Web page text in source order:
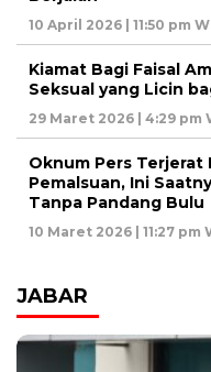
10 April 2026 | 11:50 pm
Kiamat Bagi Faisal
Seksual yang Licin
29 Maret 2026 | 4:29 pm
Oknum Pers Terjerat
Pemalsuan, Ini
Tanpa Pandang Bulu
10 Maret 2026 | 11:27 pm
JABAR